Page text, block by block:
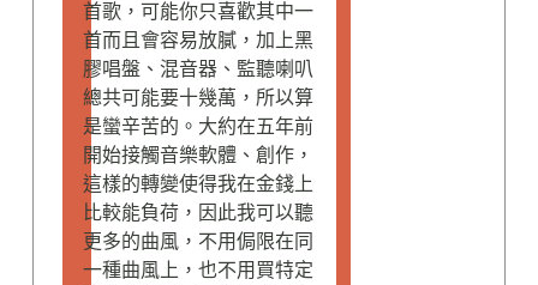
首歌，可能你只喜歡其中一
首而且會容易放膩，加上黑
膠唱盤、混音器、監聽喇叭
總共可能要十幾萬，所以算
是蠻辛苦的。大約在五年前
開始接觸音樂軟體、創作，
這樣的轉變使得我在金錢上
比較能負荷，因此我可以聽
更多的曲風，不用侷限在同
一種曲風上，也不用買特定